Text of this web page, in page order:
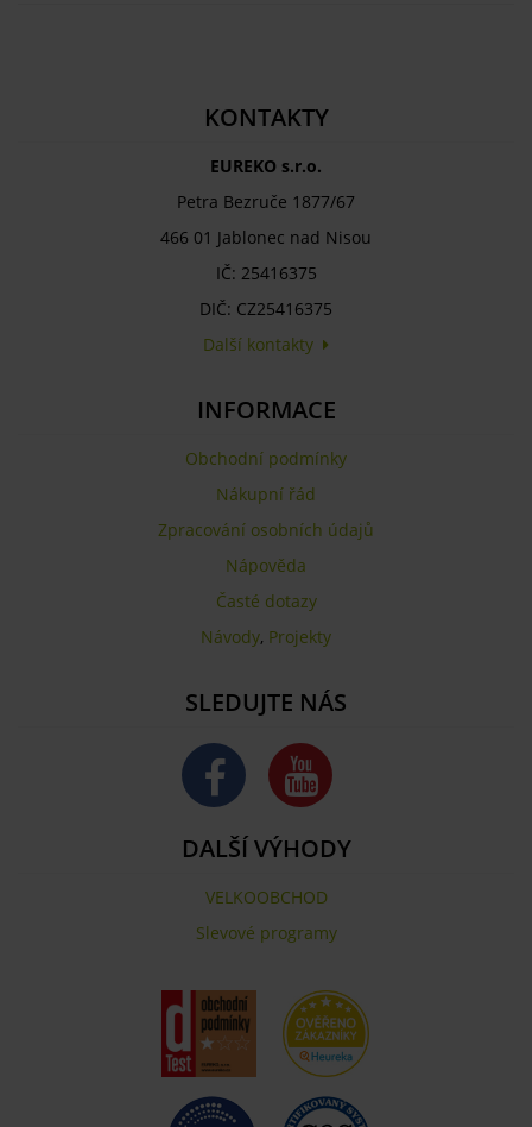
KONTAKTY
EUREKO s.r.o.
Petra Bezruče 1877/67
466 01 Jablonec nad Nisou
IČ: 25416375
DIČ: CZ25416375
Další kontakty
INFORMACE
Obchodní podmínky
Nákupní řád
Zpracování osobních údajů
Nápověda
Časté dotazy
Návody, Projekty
SLEDUJTE NÁS
DALŠÍ VÝHODY
VELKOOBCHOD
Slevové programy